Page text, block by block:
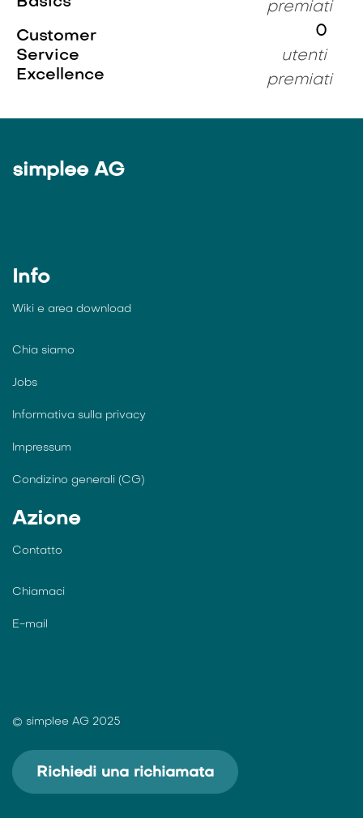
premiati
Customer
Service
Excellence
0
utenti
premiati
simplee AG
Info
Wiki e area download
Chia siamo
Jobs
Informativa sulla privacy
Impressum
Condizino generali (CG)
Azione
Contatto
Chiamaci
E-mail
© simplee AG 2025
Richiedi una richiamata